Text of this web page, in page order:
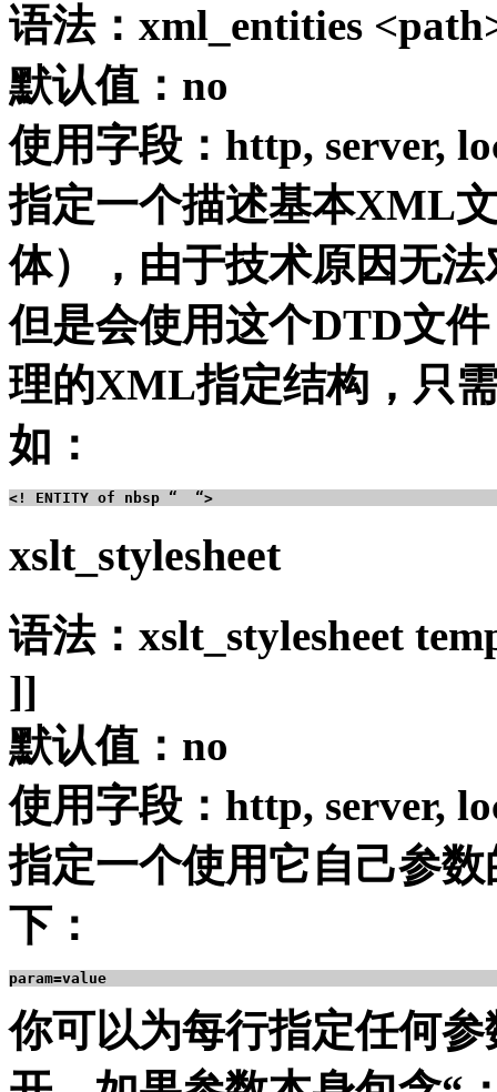
语法：xml_entities
默认值：no
使用字段：http, server,
指定一个描述基本XML
体），由于技术原因无
但是会使用这个DTD文
理的XML指定结构，只
如：
xslt_stylesheet
语法：xslt_stylesheet
]]
默认值：no
使用字段：http, server,
指定一个使用它自己参
下：
param=value
你可以为每行指定任何